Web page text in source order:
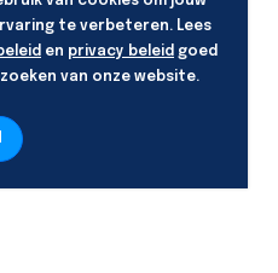
te verbeteren. Lees
en privacy beleid goed
van onze website.